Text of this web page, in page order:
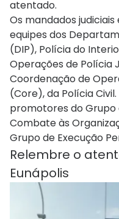
atentado.
Os mandados
equipes dos
(DIP), Polícia do
Operações de Polícia
Coordenação de
(Core), da Polícia
promotores do Grupo
Combate às
Grupo de Execução
Relembre o
Eunápolis